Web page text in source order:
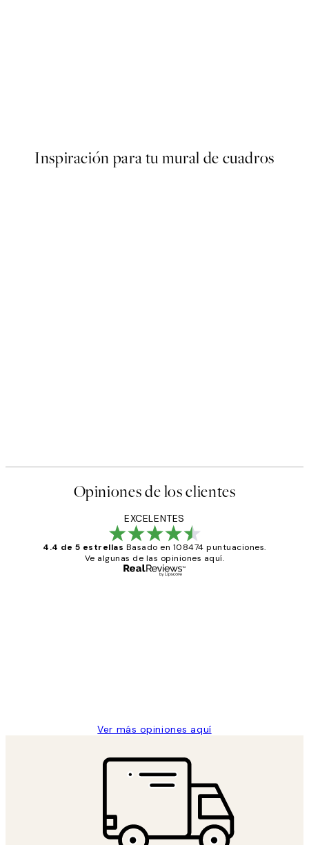
Inspiración para tu mural de cuadros
Opiniones de los clientes
EXCELENTES
4.4 de 5 estrellas Basado en 108474 puntuaciones.
Ve algunas de las opiniones aquí.
Ver más opiniones aquí